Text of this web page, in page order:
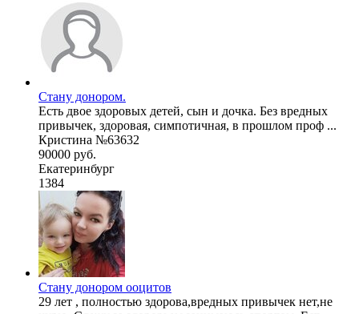
Стану донором.
Есть двое здоровых детей, сын и дочка. Без вредных
привычек, здоровая, симпотичная, в прошлом проф ...
Кристина №63632
90000 руб.
Екатеринбург
1384
Стану донором ооцитов
29 лет , полностью здорова,вредных привычек нет,не